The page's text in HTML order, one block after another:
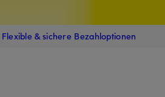
Flexible & sichere Bezahloptionen